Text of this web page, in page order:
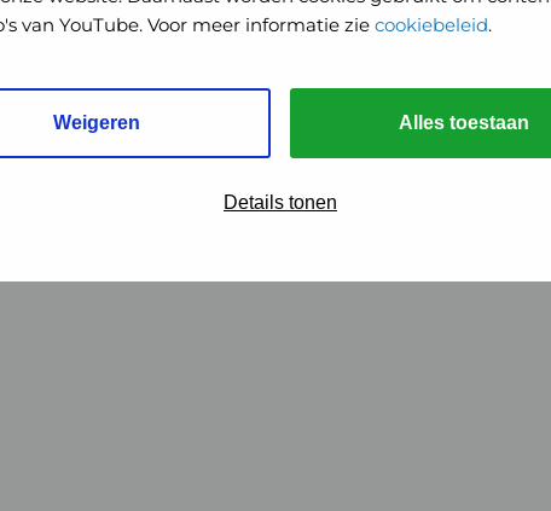
van YouTube. Voor meer informatie zie cookiebeleid.
Weigeren Alles toestaan
Details tonen